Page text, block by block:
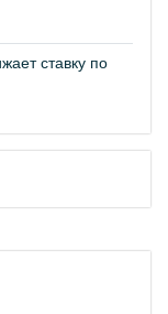
ставку по